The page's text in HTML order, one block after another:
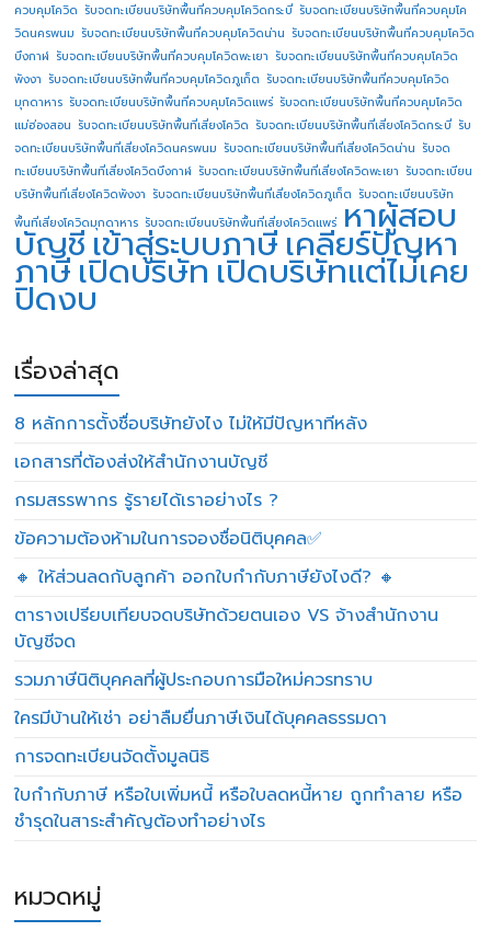
ควบคุมโควิด รับจดทะเบียนบริษัทพื้นที่ควบคุมโควิดกระบี่ รับจดทะเบียนบริษัทพื้นที่ควบคุมโค
วิดนครพนม รับจดทะเบียนบริษัทพื้นที่ควบคุมโควิดน่าน รับจดทะเบียนบริษัทพื้นที่ควบคุมโควิด
บึงกาฬ รับจดทะเบียนบริษัทพื้นที่ควบคุมโควิดพะเยา รับจดทะเบียนบริษัทพื้นที่ควบคุมโควิด
พังงา รับจดทะเบียนบริษัทพื้นที่ควบคุมโควิดภูเก็ต รับจดทะเบียนบริษัทพื้นที่ควบคุมโควิด
มุกดาหาร รับจดทะเบียนบริษัทพื้นที่ควบคุมโควิดแพร่ รับจดทะเบียนบริษัทพื้นที่ควบคุมโควิด
แม่ฮ่องสอน รับจดทะเบียนบริษัทพื้นที่เสี่ยงโควิด รับจดทะเบียนบริษัทพื้นที่เสี่ยงโควิดกระบี่ รับ
จดทะเบียนบริษัทพื้นที่เสี่ยงโควิดนครพนม รับจดทะเบียนบริษัทพื้นที่เสี่ยงโควิดน่าน รับจด
ทะเบียนบริษัทพื้นที่เสี่ยงโควิดบึงกาฬ รับจดทะเบียนบริษัทพื้นที่เสี่ยงโควิดพะเยา รับจดทะเบียน
บริษัทพื้นที่เสี่ยงโควิดพังงา รับจดทะเบียนบริษัทพื้นที่เสี่ยงโควิดภูเก็ต รับจดทะเบียนบริษัท
พื้นที่เสี่ยงโควิดมุกดาหาร รับจดทะเบียนบริษัทพื้นที่เสี่ยงโควิดแพร่ หาผู้สอบ
บัญชี เข้าสู่ระบบภาษี เคลียร์ปัญหา
ภาษีเปิดบริษัทเปิดบริษัทแต่ไม่เคย
ปิดงบ
เรื่องล่าสุด
8 หลักการตั้งชื่อบริษัทยังไง ไม่ให้มีปัญหาทีหลัง
เอกสารที่ต้องส่งให้สำนักงานบัญชี
กรมสรรพากร รู้รายได้เราอย่างไร ?
ข้อความต้องห้ามในการจองชื่อนิติบุคคล✅
🔸 ให้ส่วนลดกับลูกค้า ออกใบกำกับภาษียังไงดี? 🔸
ตารางเปรียบเทียบจดบริษัทด้วยตนเอง VS จ้างสำนักงาน
บัญชีจด
รวมภาษีนิติบุคคลที่ผู้ประกอบการมือใหม่ควรทราบ
ใครมีบ้านให้เช่า อย่าลืมยื่นภาษีเงินได้บุคคลธรรมดา
การจดทะเบียนจัดตั้งมูลนิธิ
ใบกำกับภาษี หรือใบเพิ่มหนี้ หรือใบลดหนี้หาย ถูกทำลาย หรือ
ชำรุดในสาระสำคัญต้องทำอย่างไร
หมวดหมู่